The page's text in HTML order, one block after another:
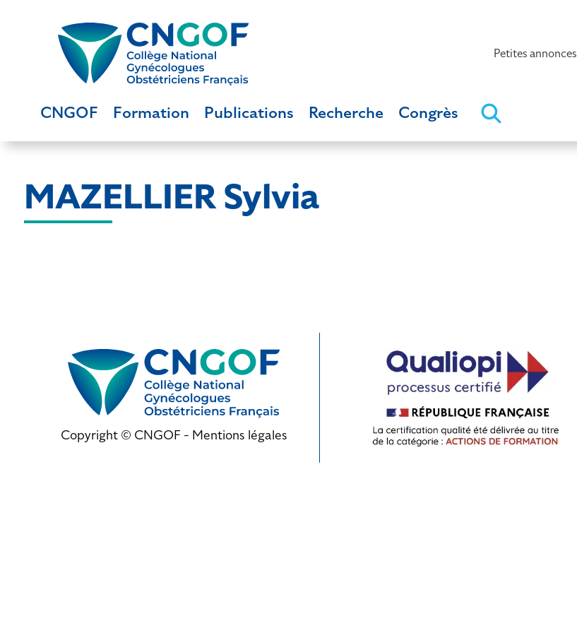
Petites annonces
CNGOF Formation Publications Recherche Congrès
MAZELLIER Sylvia
Copyright © CNGOF - Mentions légales